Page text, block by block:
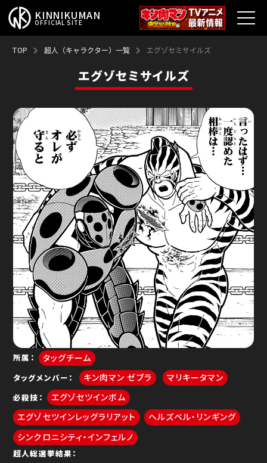
KINNIKUMAN
OFFICIAL SITE
TOP
キン肉マンとは？
最新情報
アニメ
コミックス
特集
超人総選挙
新超人募集
ゆで問答
TOP 超人（キャラクター）一覧 エグゾセミサイルズ
エグゾセミサイルズ
所属 タッグチーム
タッグメンバー キン肉マン ゼブラ マリキータマン
必殺技
エグゾセツインボム
エグゾセツインレッグラリアット
ヘルズベル・リンギング
シンクロニシティ・インフェルノ
超人総選挙結果